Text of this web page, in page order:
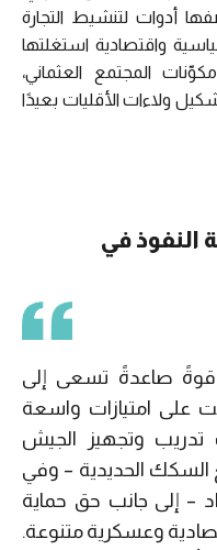
أدوات لتنشيط التجارة
واقتصادية استغلتها
المجتمع العثماني،
ولاءات الأقليات بعيدًا
النفوذ في
قوةً صاعدةً تسعى إلى
امتيازات واسعة
تدريب وتجهيز الجيش
السكك الحديدية – وفي
– إلى جانب حق حماية
وعسكرية متنوعة.